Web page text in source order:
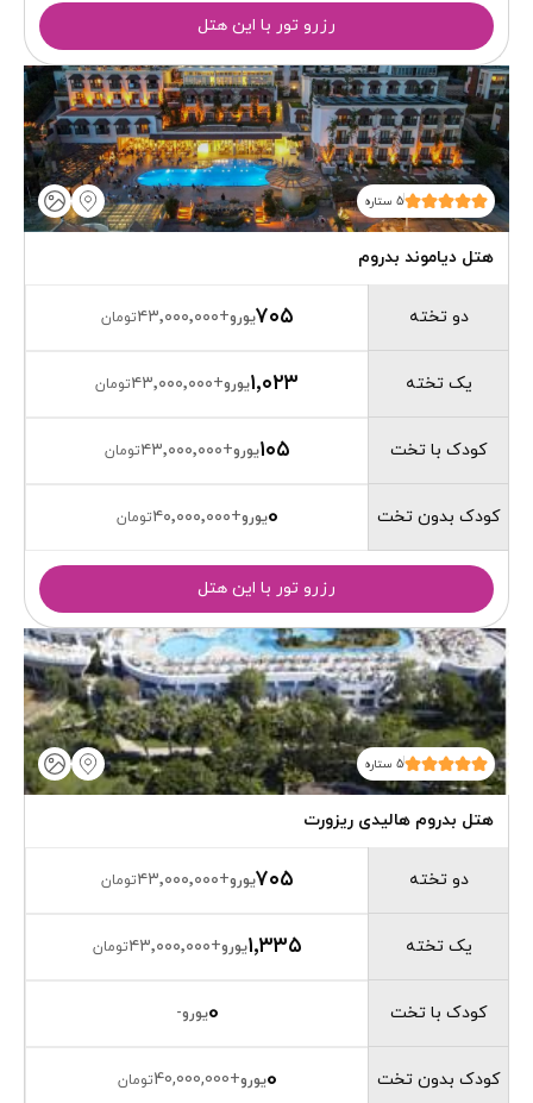
رزرو تور با این هتل
5 ستاره
هتل دیاموند بدروم
دو تخته
یک تخته
کودک با تخت
کودک بدون تخت
۷۰۵یورو+۴۳٬۰۰۰٬۰۰۰تومان
۱٬۰۲۳یورو+۴۳٬۰۰۰٬۰۰۰تومان
۱۰۵یورو+۴۳٬۰۰۰٬۰۰۰تومان
0یورو+۴۰٬۰۰۰٬۰۰۰تومان
رزرو تور با این هتل
5 ستاره
هتل بدروم هالیدی ریزورت
دو تخته
یک تخته
کودک با تخت
کودک بدون تخت
۷۰۵یورو+۴۳٬۰۰۰٬۰۰۰تومان
۱٬۳۳۵یورو+۴۳٬۰۰۰٬۰۰۰تومان
0یورو-
0یورو+
40,000,000تومان